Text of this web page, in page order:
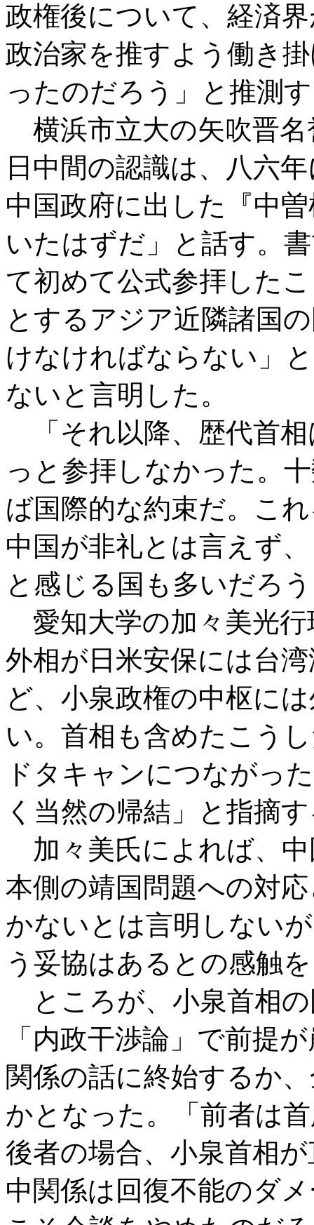
政権後について、経済
政治家を推すよう働き
ったのだろう」と推測
横浜市立大の矢吹晋名
日中間の認識は、八六
中国政府に出した『中
いたはずだ」と話す。
て初めて公式参拝した
とするアジア近隣諸国
けなければならない」
ないと言明した。
「それ以降、歴代首相
っと参拝しなかった。
ば国際的な約束だ。こ
中国が非礼とは言えず
と感じる国も多いだろ
愛知大学の加々美光行
外相が日米安保には台
ど、小泉政権の中枢に
い。首相も含めたこう
ドタキャンにつながっ
く当然の帰結」と指摘
加々美氏によれば、中
本側の靖国問題への対
かないとは言明しない
う妥協はあるとの感触
ところが、小泉首相
「内政干渉論」で前提
関係の話に終始するか
かとなった。「前者は
後者の場合、小泉首相
中関係は回復不能のダ